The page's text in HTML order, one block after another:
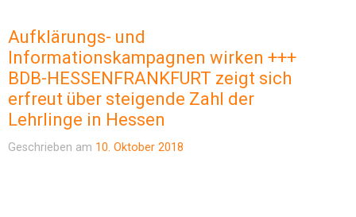
Aufklärungs- und
Informationskampagnen wirken +++
BDB-HESSENFRANKFURT zeigt sich
erfreut über steigende Zahl der
Lehrlinge in Hessen
Geschrieben am 10. Oktober 2018